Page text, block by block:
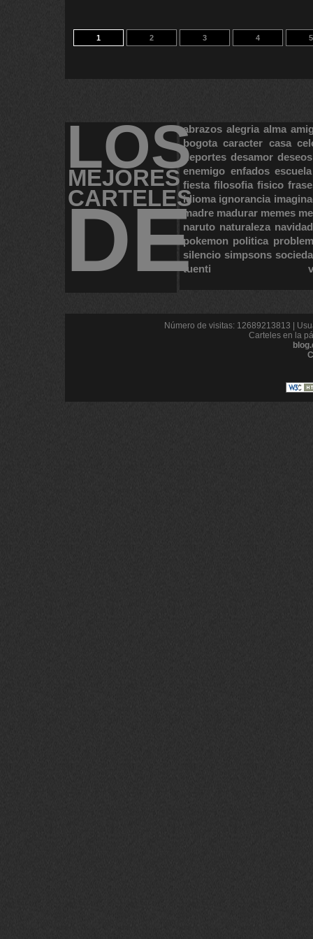
1 2 3 4 5
LOS
MEJORES
CARTELES
DE
abrazos alegria alma
bogota caracter casa
deportes desamor deseos
enemigo enfados escuela
fiesta filosofia fisico
idioma ignorancia
madre madurar memes
naruto naturaleza navidad
pokemon politica
silencio simpsons
tuenti
Número de visitas: 12689213813 |
Carteles en la